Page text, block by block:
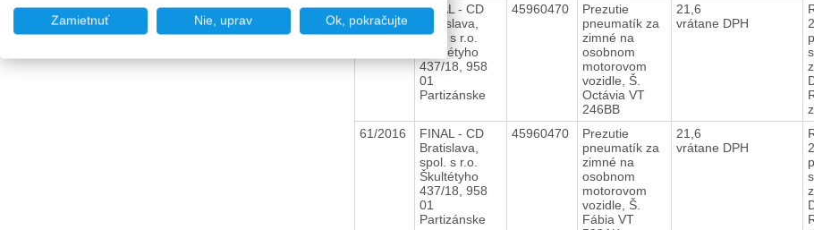
60/2016
FINAL - CD
Bratislava,
spol. s r.o.
Škultétyho
437/18, 958
01
Partizánske
45960470
Prezutie
pneumatík za
zimné na
osobnom
motorovom
vozidle, Š.
Octávia VT
246BB
21,6
vrátane DPH
61/2016
FINAL - CD
Bratislava,
spol. s r.o.
Škultétyho
437/18, 958
01
Partizánske
45960470
Prezutie
pneumatík za
zimné na
osobnom
motorovom
vozidle, Š.
Fábia VT
21,6
vrátane DPH
Zamietnuť Nie, uprav Ok, pokračujte